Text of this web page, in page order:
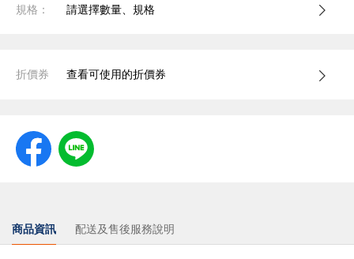
規格： 請選擇數量、規格
折價券 查看可使用的折價券
商品資訊 配送及售後服務說明